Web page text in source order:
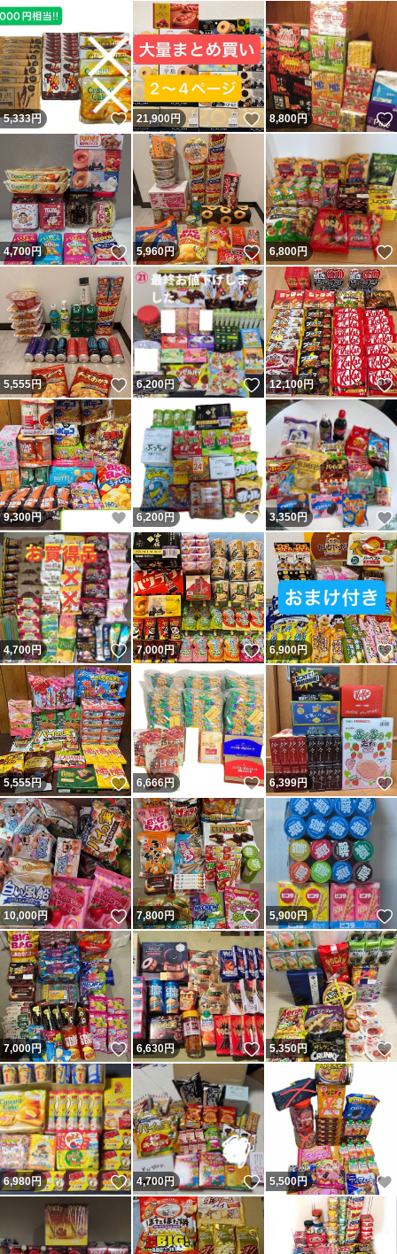
5,333円 いいね！
21,900円 いいね！
8,800円
4,700円 いいね！
5,960円 いいね！
6,800円
5,555円 いいね！
6,200円 いいね！
12,100円
9,300円 いいね！
6,200 円 いいね！
3,350円
4,700円 いいね！
7,000円 いいね！
6,900円
5,555円 いいね！
6,666円 いいね！
6,399円
10,000円 いいね！
7,800円 いいね！
5,900円
7,000円 いいね！
6,630円 いいね！
5,350円
6,980円 いいね！
4,700円 いいね！
5,500円